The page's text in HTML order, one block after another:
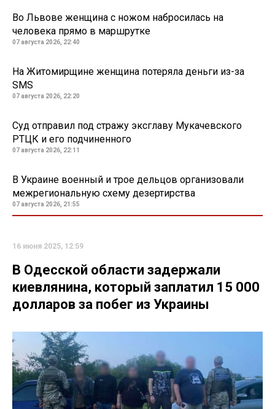
Во Львове женщина с ножом набросилась на
человека прямо в маршрутке
07 августа 2026, 22:40
На Житомирщине женщина потеряла деньги из-за
SMS
07 августа 2026, 22:20
Суд отправил под стражу эксглаву Мукачевского
РТЦК и его подчиненного
07 августа 2026, 22:11
В Украине военный и трое дельцов организовали
межрегиональную схему дезертирства
07 августа 2026, 21:55
16 июня 2025, 12:59
В Одесской области задержали
киевлянина, который заплатил 15 000
долларов за побег из Украины